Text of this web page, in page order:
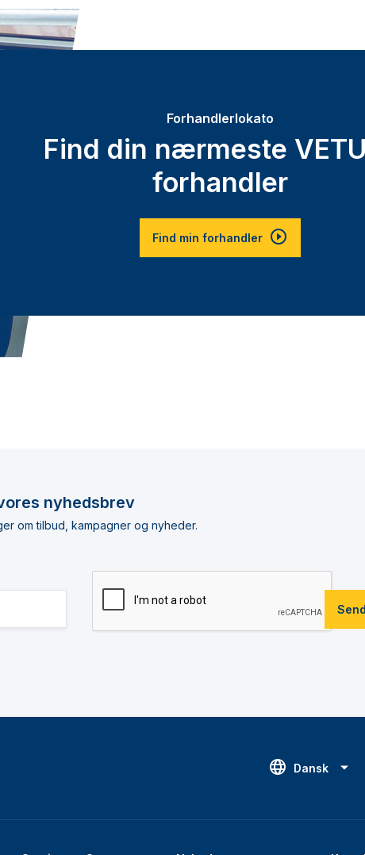
Forhandlerlokato
Find din nærmeste
forhandler
Find min forhandler
nyhedsbrev
om tilbud, kampagner og nyheder.
Dansk